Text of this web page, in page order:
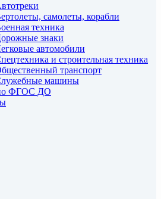
самолеты, корабли
техника
знаки
автомобили
и строительная техника
транспорт
машины
ФГОС ДО